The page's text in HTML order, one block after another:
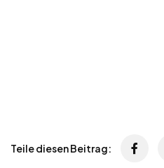
Teile diesen Beitrag: